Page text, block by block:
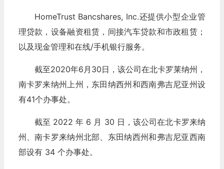
HomeTrust Bancshares, Inc.还提供小型企业管
理贷款，设备融资租赁，间接汽车贷款和市政租赁；
以及现金管理和在线/手机银行服务。
截至2020年6月30日，该公司在北卡罗莱纳州，
南卡罗来纳州上州，东田纳西州和西南弗吉尼亚州设
有41个办事处。
截至 2022 年 6 月 30 日，该公司在北卡罗来纳
州、南卡罗来纳州北部、东田纳西州和弗吉尼亚西南
部设有 34 个办事处。